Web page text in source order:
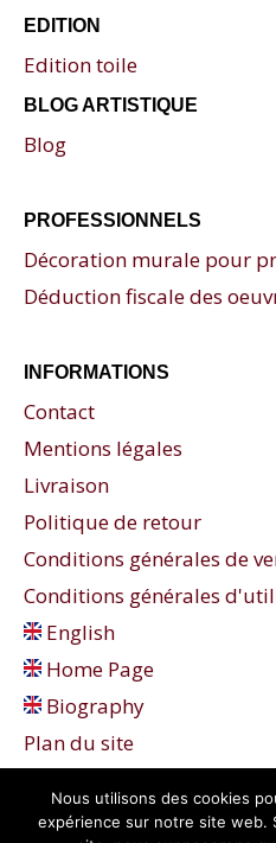
EDITION
Edition toile
BLOG ARTISTIQUE
Blog
PROFESSIONNELS
Décoration murale pour
Déduction fiscale des
INFORMATIONS
Contact
Mentions légales
Livraison
Politique de retour
Conditions générales de
Conditions générales
English
Home Page
Biography
Plan du site
Nous utilisons des cookies
expérience sur notre site web.